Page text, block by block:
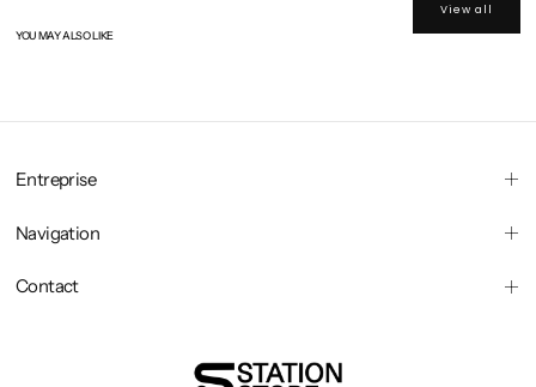
YOU MAY ALSO LIKE
View all
Entreprise
Navigation
Contact